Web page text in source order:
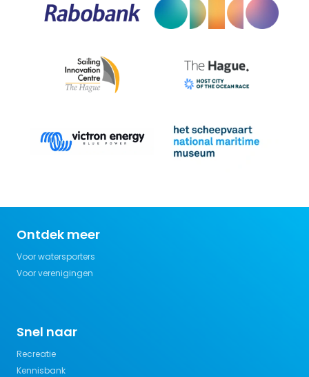
Ontdek meer
Voor watersporters
Voor verenigingen
Snel naar
Recreatie
Kennisbank